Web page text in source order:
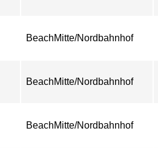
BeachMitte/Nordbahnhof
BeachMitte/Nordbahnhof
BeachMitte/Nordbahnhof